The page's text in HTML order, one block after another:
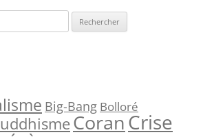
Big-Bang Bolloré
CoranCrise